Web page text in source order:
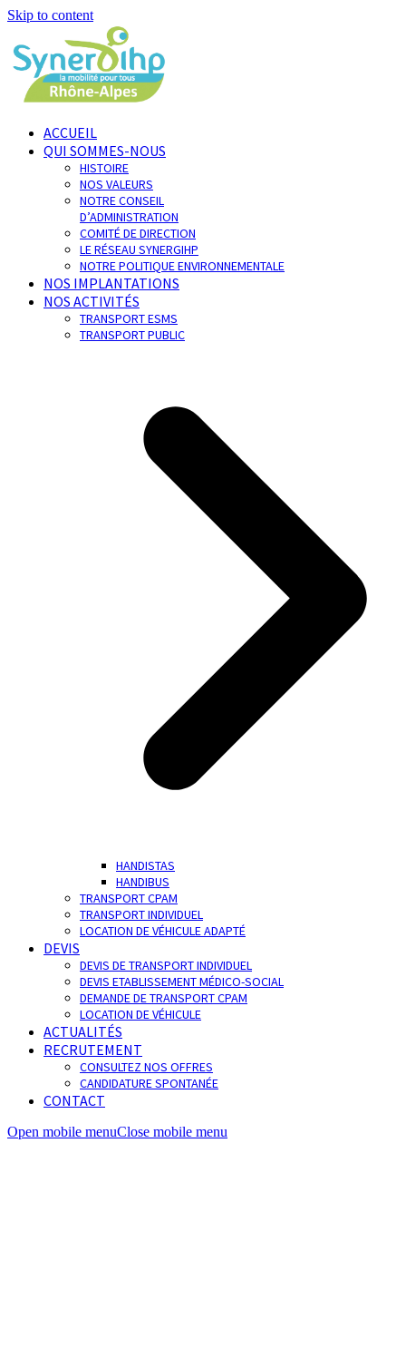
Skip to content
ACCUEIL
QUI SOMMES-NOUS
HISTOIRE
NOS VALEURS
NOTRE CONSEIL
D’ADMINISTRATION
COMITÉ DE DIRECTION
LE RÉSEAU SYNERGIHP
NOTRE POLITIQUE ENVIRONNEMENTALE
NOS IMPLANTATIONS
NOS ACTIVITÉS
TRANSPORT ESMS
TRANSPORT PUBLIC
HANDISTAS
HANDIBUS
TRANSPORT CPAM
TRANSPORT INDIVIDUEL
LOCATION DE VÉHICULE ADAPTÉ
DEVIS
DEVIS DE TRANSPORT INDIVIDUEL
DEVIS ETABLISSEMENT MÉDICO-SOCIAL
DEMANDE DE TRANSPORT CPAM
LOCATION DE VÉHICULE
ACTUALITÉS
RECRUTEMENT
CONSULTEZ NOS OFFRES
CANDIDATURE SPONTANÉE
CONTACT
Open mobile menuClose mobile menu